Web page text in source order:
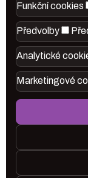
Funkční cookies
Předvolby
Analytické
Marketingové